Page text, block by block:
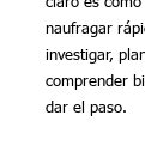
naufragar
investigar,
comprender
dar el paso.